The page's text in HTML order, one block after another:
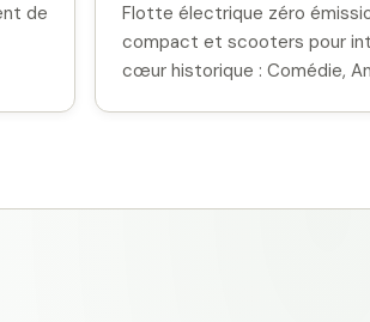
de
Flotte électrique zéro
compact et scooters pour
cœur historique : Comédie,